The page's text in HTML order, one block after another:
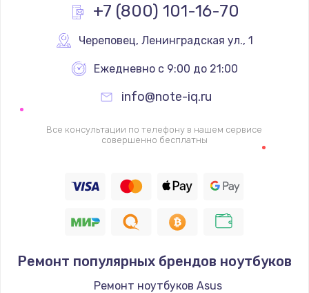
+7 (800) 101-16-70
Череповец, Ленинградская ул., 1
Ежедневно с 9:00 до 21:00
info@note-iq.ru
Все консультации по телефону в нашем сервисе
совершенно бесплатны
Ремонт популярных брендов ноутбуков
Ремонт ноутбуков Asus